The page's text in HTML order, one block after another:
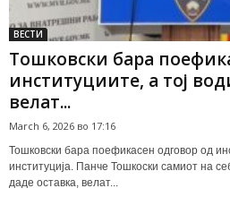
ВЕСТИ
Тошковски бара
институциите, а тој
велат...
March 6, 2026 во 17:16
Тошковски бара поефикасен одговор од
институција. Панче Тошкоски самиот на
даде оставка, велат...